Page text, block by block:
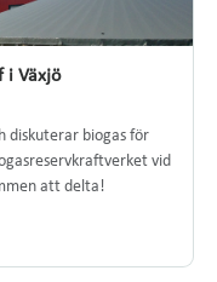
i Växjö
diskuterar biogas för
vid
att delta!